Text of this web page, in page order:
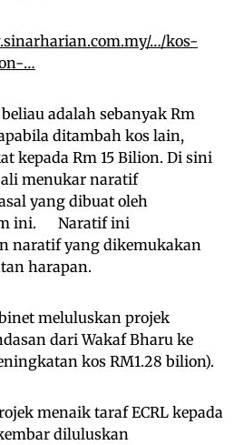
…/kos-
…
adalah sebanyak Rm
ditambah kos lain,
kepada Rm 15 Bilion. Di sini
menukar naratif
yang dibuat oleh
ini. Naratif ini
naratif yang dikemukakan
harapan.
meluluskan projek
dari Wakaf Bharu ke
kos RM1.28 bilion).
menaik taraf ECRL kepada
diluluskan